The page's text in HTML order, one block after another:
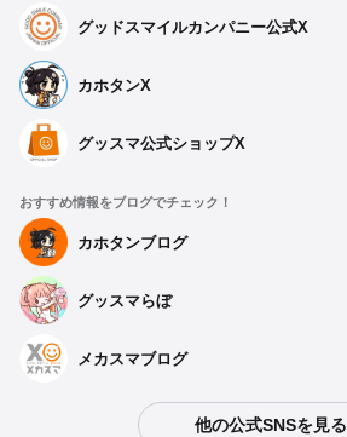
グッドスマイルカンパニー公式X
カホタンX
グッスマ公式ショップX
おすすめ情報をブログでチェック！
カホタンブログ
グッスマらぼ
メカスマブログ
他の公式SNSを見る